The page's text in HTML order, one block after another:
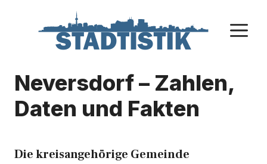
Neversdorf – Zahlen,
Daten und Fakten
Die kreisangehörige Gemeinde